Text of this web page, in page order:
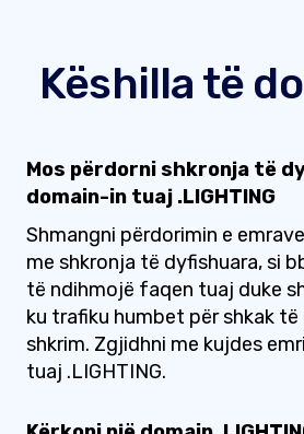
Këshilla të
Mos përdorni shkronja të
domain-in tuaj .LIGHTING
Shmangni përdorimin e
me shkronja të dyfishuara, si
të ndihmojë faqen tuaj duke
ku trafiku humbet për shkak të
shkrim. Zgjidhni me kujdes
tuaj .LIGHTING.